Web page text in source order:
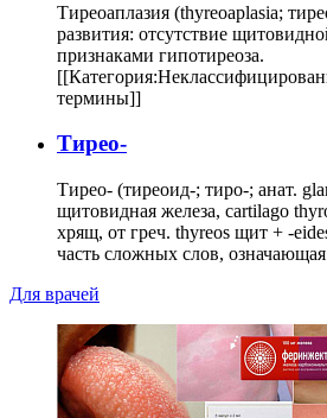
Тиреоаплазия (thyreoaplasia;
развития: отсутствие
признаками гипотиреоза.
термины]]
Тирео-
Тирео- (тиреоид-; тиро-; анат.
щитовидная железа, cartilago
хрящ, от греч. thyreos щит + -
часть сложных слов,
Для врачей